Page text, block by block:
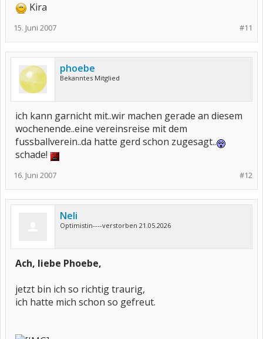
Kira
#11
15. Juni 2007
phoebe
Bekanntes Mitglied
ich kann garnicht mit..wir machen gerade an diesem
wochenende..eine vereinsreise mit dem
fussballverein..da hatte gerd schon zugesagt..
schade!
#12
16. Juni 2007
Neli
Optimistin----verstorben 21.05.2026
Ach, liebe Phoebe,
jetzt bin ich so richtig traurig,
ich hatte mich schon so gefreut.